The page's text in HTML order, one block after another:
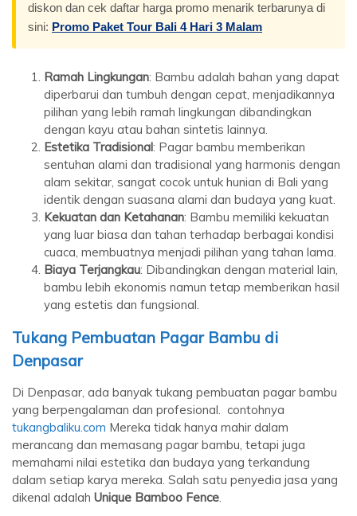
diskon dan cek daftar harga promo menarik terbarunya di
sini: Promo Paket Tour Bali 4 Hari 3 Malam
Ramah Lingkungan: Bambu adalah bahan yang dapat
diperbarui dan tumbuh dengan cepat, menjadikannya
pilihan yang lebih ramah lingkungan dibandingkan
dengan kayu atau bahan sintetis lainnya.
Estetika Tradisional: Pagar bambu memberikan
sentuhan alami dan tradisional yang harmonis dengan
alam sekitar, sangat cocok untuk hunian di Bali yang
identik dengan suasana alami dan budaya yang kuat.
Kekuatan dan Ketahanan: Bambu memiliki kekuatan
yang luar biasa dan tahan terhadap berbagai kondisi
cuaca, membuatnya menjadi pilihan yang tahan lama.
Biaya Terjangkau: Dibandingkan dengan material lain,
bambu lebih ekonomis namun tetap memberikan hasil
yang estetis dan fungsional.
Tukang Pembuatan Pagar Bambu di
Denpasar
Di Denpasar, ada banyak tukang pembuatan pagar bambu
yang berpengalaman dan profesional. contohnya
tukangbaliku.com Mereka tidak hanya mahir dalam
merancang dan memasang pagar bambu, tetapi juga
memahami nilai estetika dan budaya yang terkandung
dalam setiap karya mereka. Salah satu penyedia jasa yang
dikenal adalah Unique Bamboo Fence.